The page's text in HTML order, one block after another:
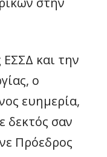
και την
ο
ευημερία,
δεκτός σαν
Πρόεδρος